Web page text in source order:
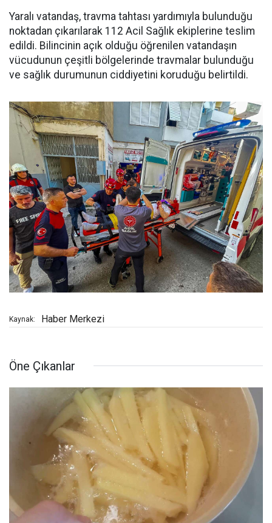
Yaralı vatandaş, travma tahtası yardımıyla bulunduğu
noktadan çıkarılarak 112 Acil Sağlık ekiplerine teslim
edildi. Bilincinin açık olduğu öğrenilen vatandaşın
vücudunun çeşitli bölgelerinde travmalar bulunduğu
ve sağlık durumunun ciddiyetini koruduğu belirtildi.
Kaynak: Haber Merkezi
Öne Çıkanlar